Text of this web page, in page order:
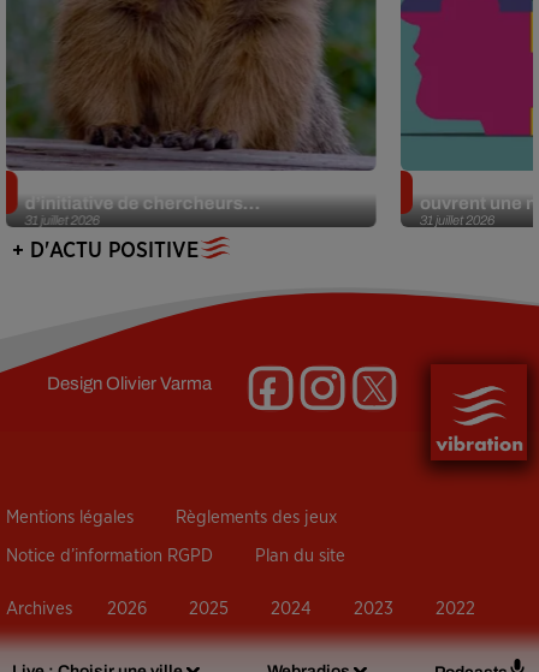
31 juillet 2026
d’initiative de chercheurs...
31 juillet 2026
ouvrent une
+ D'ACTU POSITIVE
DesignOlivier Varma
Mentions légales Règlements des jeux
Notice d’information RGPD Plan du site
Archives 2026 2025 2024 2023 2022